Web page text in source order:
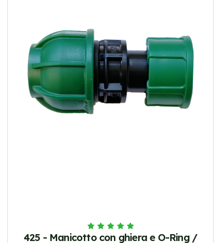
425 - Manicotto con ghiera e O-Ring /